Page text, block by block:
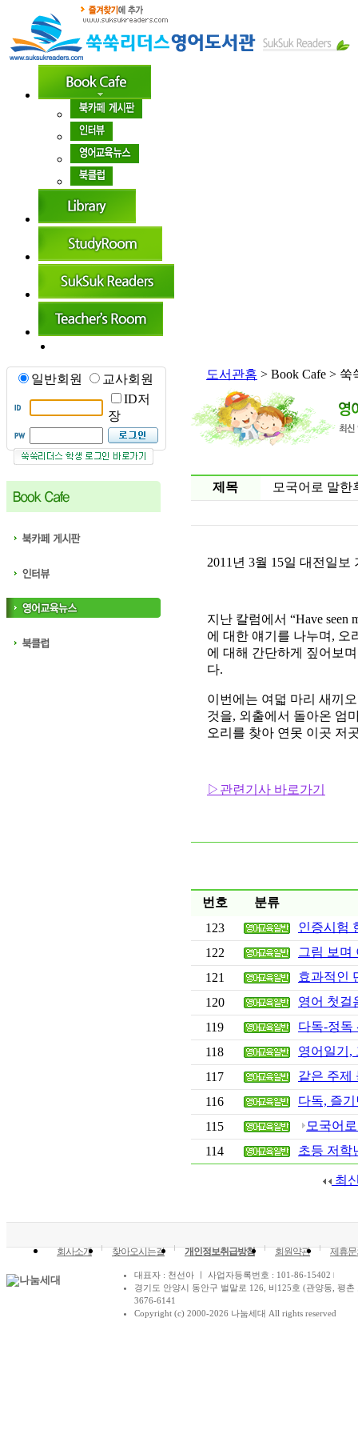
일반회원
교사회원
ID저
장
도서관홈 > Book Cafe >
제목 모국어로 말한
2011년 3월 15일 대전일보
지난 칼럼에서 “Have
에 대한 얘기를 나누며, 오
에 대해 간단하게 짚어보
다.
이번에는 여덟 마리 새끼
것을, 외출에서 돌아온 엄
오리를 찾아 연못 이곳 저
▷관련기사 바로가기
번호
분류
123
인증시험 한
122
그림 보며
121
효과적인
120
영어 첫걸
119
다독-정독
118
영어일기,
117
같은 주제
116
다독, 즐
115
모국어
114
초등 저학년
최
회사소개 찾아오시는길 개인정보취급방침 회원약관 제휴
대표자 : 천선아 ㅣ 사업자등록번호 : 101-86-15402
경기도 안양시 동안구 벌말로 126, 비125호 (관양동, 평
3676-6141
Copyright (c) 2000-2026 나눔세대 All rights reserved